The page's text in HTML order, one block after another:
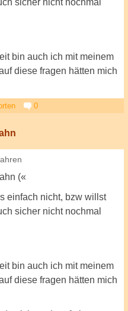
sicher nicht nochmal
bin auch ich mit meinem
diese fragen hätten mich
0
(«
einfach nicht, bzw willst
sicher nicht nochmal
bin auch ich mit meinem
diese fragen hätten mich